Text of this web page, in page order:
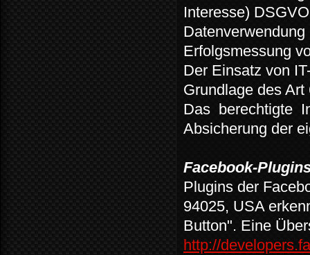
Interesse)
Erfolgsmessung
Der Einsatz von
Grundlage des Art
Das berechtigte
Absicherung der
Facebook-
Plugins der
94025, USA
Button". Eine
http://